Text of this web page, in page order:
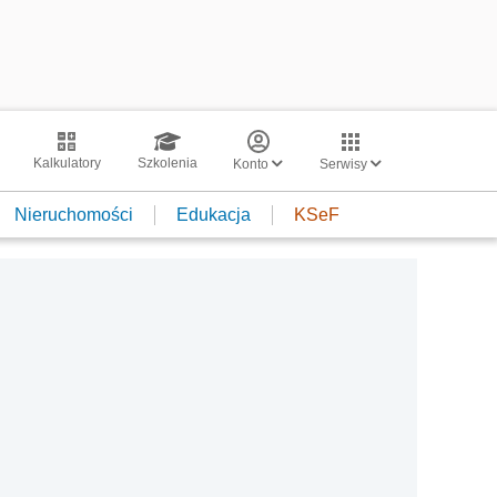
Kalkulatory Szkolenia Konto Serwisy
Nieruchomości Edukacja KSeF